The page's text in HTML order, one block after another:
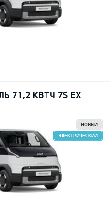
71,2 КВТЧ 7S EX
НОВЫЙ
ЭЛЕКТРИЧЕСКИЙ